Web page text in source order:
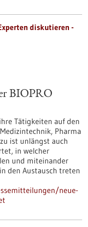
diskutieren -
BIOPRO
Tätigkeiten auf den
Pharma
ist unlängst auch
in welcher
und miteinander
den Austausch treten
neue-